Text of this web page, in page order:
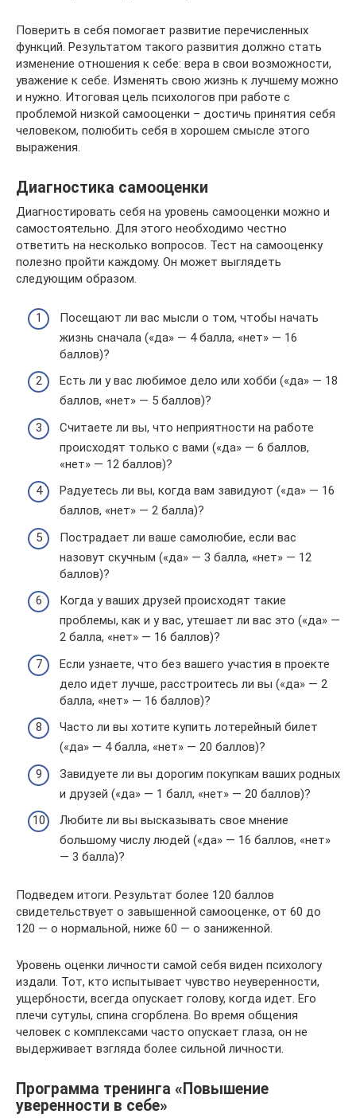
Поверить в себя помогает развитие перечисленных
функций. Результатом такого развития должно стать
изменение отношения к себе: вера в свои возможности,
уважение к себе. Изменять свою жизнь к лучшему можно
и нужно. Итоговая цель психологов при работе с
проблемой низкой самооценки – достичь принятия себя
человеком, полюбить себя в хорошем смысле этого
выражения.
Диагностика самооценки
Диагностировать себя на уровень самооценки можно и
самостоятельно. Для этого необходимо честно
ответить на несколько вопросов. Тест на самооценку
полезно пройти каждому. Он может выглядеть
следующим образом.
Посещают ли вас мысли о том, чтобы начать
жизнь сначала («да» — 4 балла, «нет» — 16
баллов)?
Есть ли у вас любимое дело или хобби («да» — 18
баллов, «нет» — 5 баллов)?
Считаете ли вы, что неприятности на работе
происходят только с вами («да» — 6 баллов,
«нет» — 12 баллов)?
Радуетесь ли вы, когда вам завидуют («да» — 16
баллов, «нет» — 2 балла)?
Пострадает ли ваше самолюбие, если вас
назовут скучным («да» — 3 балла, «нет» — 12
баллов)?
Когда у ваших друзей происходят такие
проблемы, как и у вас, утешает ли вас это («да» —
2 балла, «нет» — 16 баллов)?
Если узнаете, что без вашего участия в проекте
дело идет лучше, расстроитесь ли вы («да» — 2
балла, «нет» — 16 баллов)?
Часто ли вы хотите купить лотерейный билет
(«да» — 4 балла, «нет» — 20 баллов)?
Завидуете ли вы дорогим покупкам ваших родных
и друзей («да» — 1 балл, «нет» — 20 баллов)?
Любите ли вы высказывать свое мнение
большому числу людей («да» — 16 баллов, «нет»
— 3 балла)?
Подведем итоги. Результат более 120 баллов
свидетельствует о завышенной самооценке, от 60 до
120 — о нормальной, ниже 60 — о заниженной.
Уровень оценки личности самой себя виден психологу
издали. Тот, кто испытывает чувство неуверенности,
ущербности, всегда опускает голову, когда идет. Его
плечи сутулы, спина сгорблена. Во время общения
человек с комплексами часто опускает глаза, он не
выдерживает взгляда более сильной личности.
Программа тренинга «Повышение
уверенности в себе»